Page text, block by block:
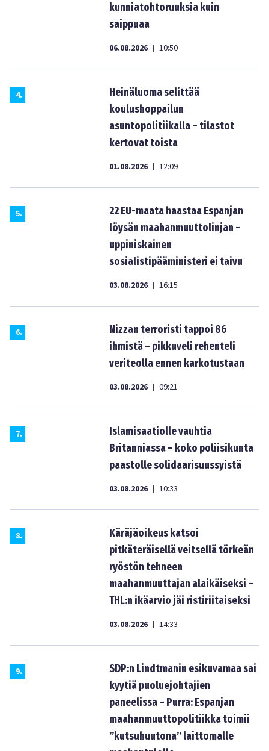
kunniatohtoruuksia kuin
saippuaa
06.08.2026 | 10:50
4.
Heinäluoma selittää
koulushoppailun
asuntopolitiikalla – tilastot
kertovat toista
01.08.2026 | 12:09
5.
22 EU-maata haastaa Espanjan
löysän maahanmuuttolinjan –
uppiniskainen
sosialistipääministeri ei taivu
03.08.2026 | 16:15
6.
Nizzan terroristi tappoi 86
ihmistä – pikkuveli rehenteli
veriteolla ennen karkotustaan
03.08.2026 | 09:21
7.
Islamisaatiolle vauhtia
Britanniassa – koko poliisikunta
paastolle solidaarisuussyistä
03.08.2026 | 10:33
8.
Käräjäoikeus katsoi
pitkäteräisellä veitsellä törkeän
ryöstön tehneen
maahanmuuttajan alaikäiseksi –
THL:n ikäarvio jäi ristiriitaiseksi
03.08.2026 | 14:33
9.
SDP:n Lindtmanin esikuvamaa sai
kyytiä puoluejohtajien
paneelissa – Purra: Espanjan
maahanmuuttopolitiikka toimii
”kutsuhuutona” laittomalle